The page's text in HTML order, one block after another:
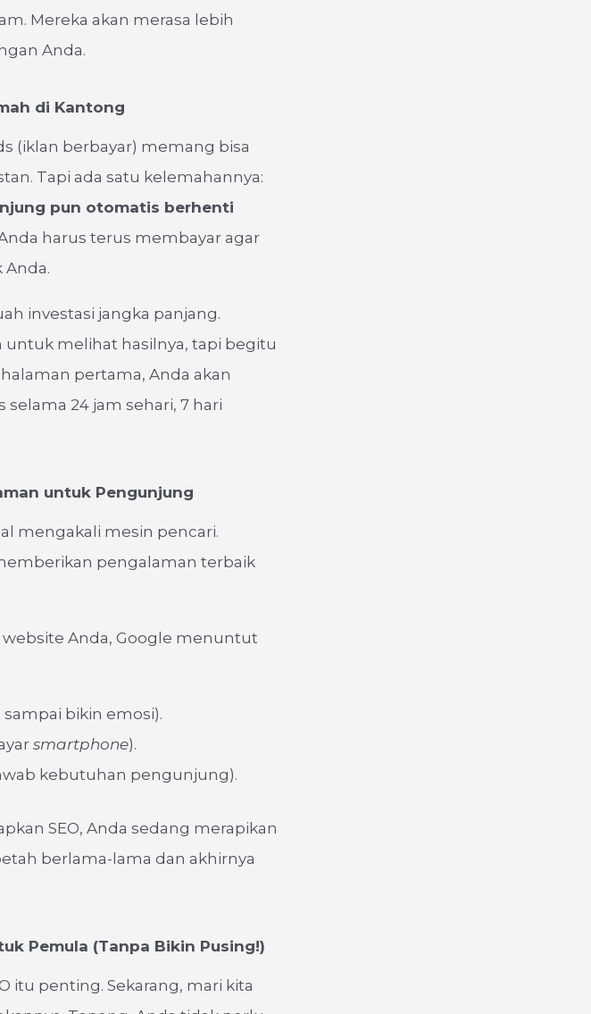
Mereka akan merasa lebih
Anda.
di Kantong
(iklan berbayar) memang bisa
Tapi ada satu kelemahannya:
pun otomatis berhenti
harus terus membayar agar
investasi jangka panjang.
melihat hasilnya, tapi begitu
pertama, Anda akan
24 jam sehari, 7 hari
untuk Pengunjung
mengakali mesin pencari.
pengalaman terbaik
Anda, Google menuntut
bikin emosi).
smartphone).
kebutuhan pengunjung).
SEO, Anda sedang merapikan
berlama-lama dan akhirnya
Pemula (Tanpa Bikin Pusing!)
itu penting. Sekarang, mari kita